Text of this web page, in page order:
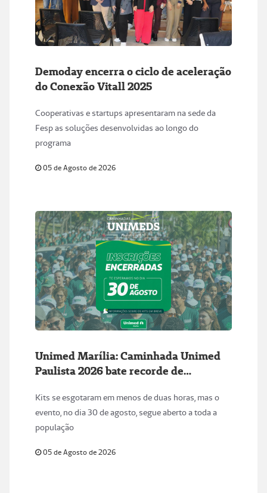
Demoday encerra o ciclo de aceleração
do Conexão Vitall 2025
Cooperativas e startups apresentaram na sede da
Fesp as soluções desenvolvidas ao longo do
programa
05 de Agosto de 2026
Unimed Marília: Caminhada Unimed
Paulista 2026 bate recorde de
Kits se esgotaram em menos de duas horas, mas o
evento, no dia 30 de agosto, segue aberto a toda a
população
05 de Agosto de 2026